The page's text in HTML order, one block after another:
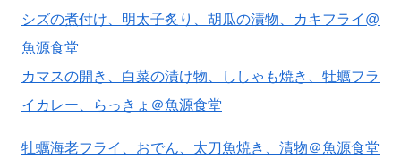
シズの煮付け、明太子炙り、胡瓜の漬物、カキフライ@
魚源食堂
カマスの開き、白菜の漬け物、ししゃも焼き、牡蠣フラ
イカレー、らっきょ＠魚源食堂
牡蠣海老フライ、おでん、太刀魚焼き、漬物＠魚源食堂